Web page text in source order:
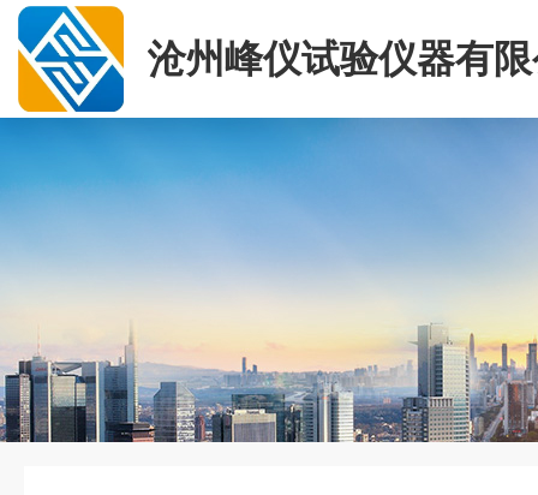
沧州峰仪试验仪器有